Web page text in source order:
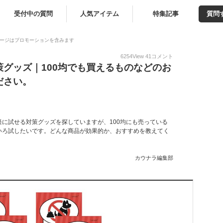
受付中の質問 人気アイテム 特集記事 質問
ジはプロモーションを含みます
6254View 41 コメント
ッズ｜100均でも買えるものなどのお
い。
試せる対策グッズを探していますが、100均にも売っている
試したいです。どんな商品が効果的か、おすすめを教えてく
カウナラ編集部